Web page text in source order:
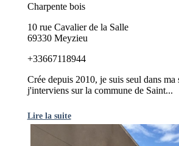
Charpente bois
10 rue Cavalier de la Salle
69330 Meyzieu
+33667118944
Crée depuis 2010, je suis seul dans ma
j'interviens sur la commune de Saint...
Lire la suite